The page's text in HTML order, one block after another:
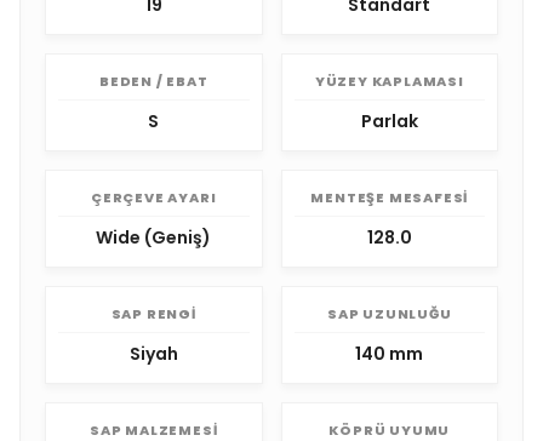
19 Standart
BEDEN / EBAT
S
YÜZEY KAPLAMASI
Parlak
ÇERÇEVE AYARI
Wide (Geniş)
MENTEŞE MESAFESI
128.0
SAP RENGI
Siyah
SAP UZUNLUĞU
140 mm
SAP MALZEMESI KÖPRÜ UYUMU